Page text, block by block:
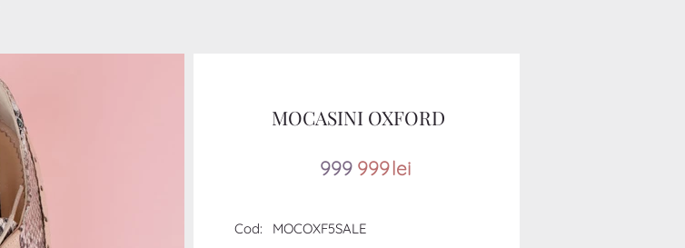
MOCASINI OXFORD
999 999lei
Cod:
MOCOXF5SALE